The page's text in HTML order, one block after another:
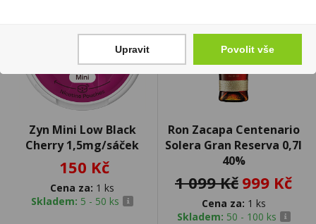
Zyn Mini Low Black
Cherry 1,5mg/sáček
150 Kč
Cena za: 1 ks
Skladem: 5 - 50 ks
Ron Zacapa Centenario
Solera Gran Reserva 0,7l
40%
1 099 Kč 999 Kč
Cena za: 1 ks
Skladem: 50 - 100 ks
Upravit Povolit vše